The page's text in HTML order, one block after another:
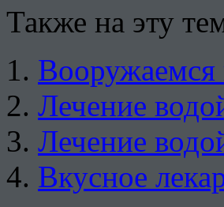
Также на эту
Вооружаемся
Лечение
Лечение
Вкусное